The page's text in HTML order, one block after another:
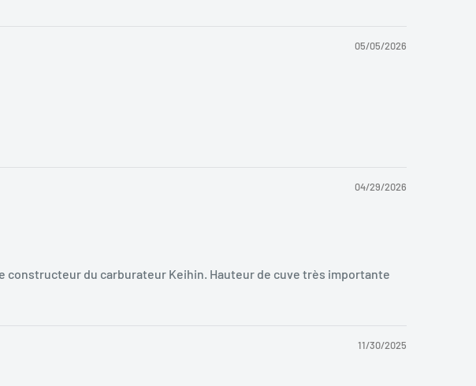
05/05/2026
04/29/2026
du carburateur Keihin. Hauteur de cuve très importante
11/30/2025